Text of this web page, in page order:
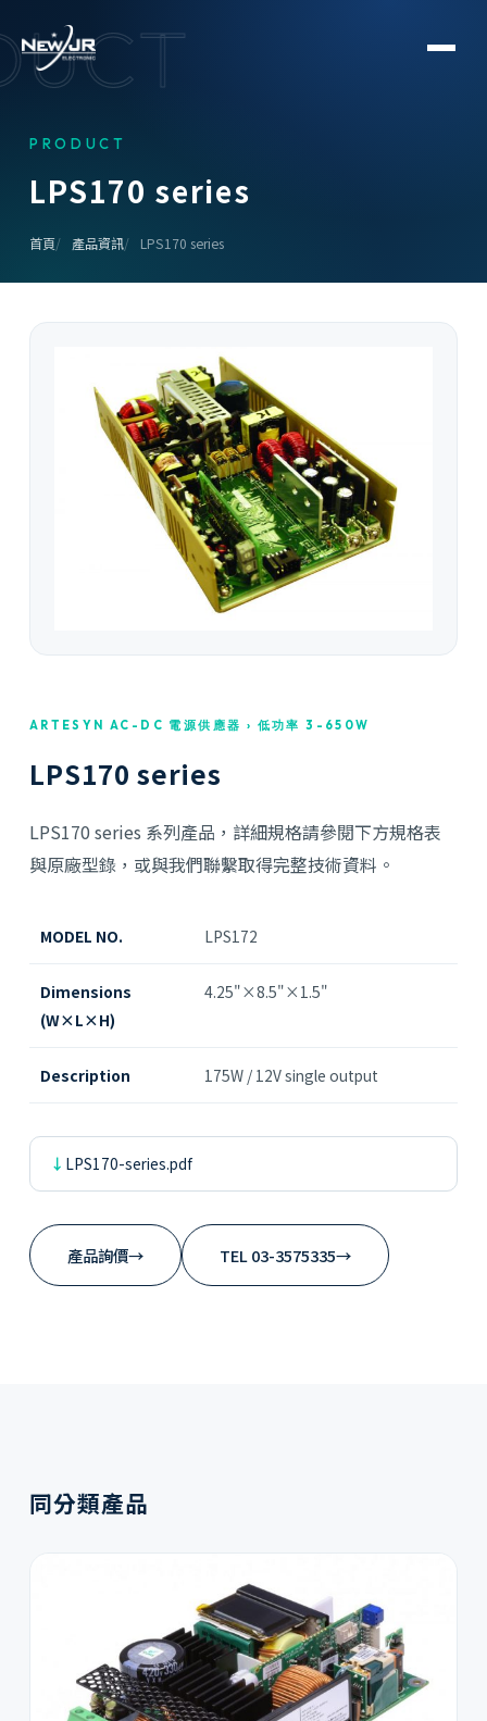
PRODUCT
LPS170 series
首頁 產品資訊 LPS170 series
ARTESYN AC-DC 電源供應器 › 低功率 3-650W
LPS170 series
LPS170 series 系列產品，詳細規格請參閱下方規格表
與原廠型錄，或與我們聯繫取得完整技術資料。
MODEL NO. LPS172
Dimensions
(W×L×H)
4.25"×8.5"×1.5"
Description 175W / 12V single output
LPS170-series.pdf
產品詢價→ TEL 03-3575335→
同分類產品